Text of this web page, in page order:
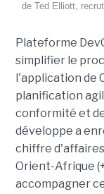
de Ted Elliott,
Plateforme
simplifier le
l'application de
planification
conformité et
développe a
chiffre
Orient-Afrique
accompagner